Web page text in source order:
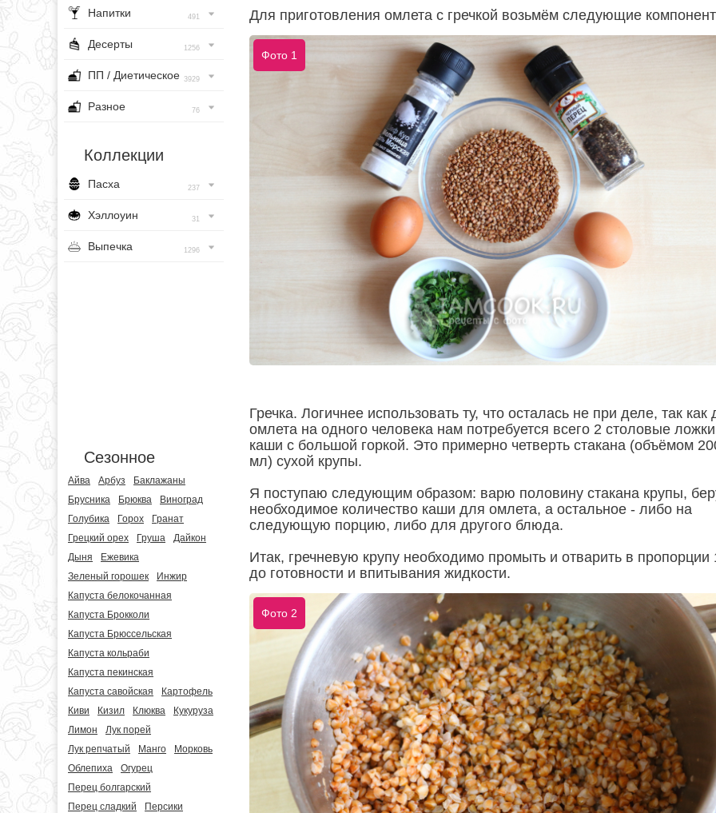
Напитки 491
Десерты 1256
ПП / Диетическое 3929
Разное 76
Коллекции
Пасха 237
Хэллоуин 31
Выпечка 1296
Сезонное
Айва Арбуз
Баклажаны
Брусника
Брюква
Виноград
Голубика
Горох
Гранат
Грецкий орех
Груша
Дайкон
Дыня
Ежевика
Зеленый горошек
Инжир
Капуста белокочанная
Капуста Брокколи
Капуста Брюссельская
Капуста кольраби
Капуста пекинская
Капуста савойская
Картофель
Киви
Кизил Клюква
Кукуруза
Лимон
Лук порей
Лук репчатый
Манго
Морковь
Облепиха
Огурец
Перец болгарский
Перец сладкий
Персики
Для приготовления омлета с гречкой возьмём следующие
Фото 1
Гречка. Логичнее использовать ту, что осталась не при деле, так как
омлета на одного человека нам потребуется всего 2 столовые ложки
каши с большой горкой. Это примерно четверть стакана (объёмом
мл) сухой крупы.
Я поступаю следующим образом: варю половину стакана крупы,
необходимое количество каши для омлета, а остальное - либо на
следующую порцию, либо для другого блюда.
Итак, гречневую крупу необходимо промыть и отварить в пропорции
до готовности и впитывания жидкости.
Фото 2